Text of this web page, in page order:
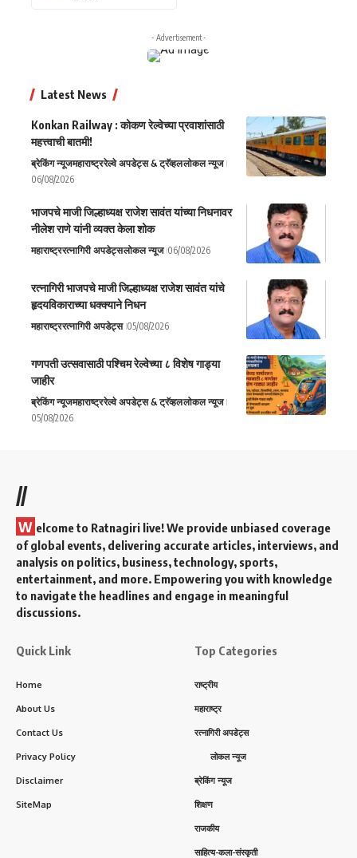
- Advertisement -
Latest News
Konkan Railway : कोकण रेल्वेच्या प्रवाशांसाठी
महत्त्वाची बातमी!
ब्रेकिंग न्यूजमहाराष्ट्ररेल्वे अपडेट्स & ट्रॅव्हललोकल न्यूज
06/08/2026
भाजपचे माजी जिल्हाध्यक्ष राजेश सावंत यांच्या निधनावर
नीलेश राणे यांनी व्यक्त केला शोक
महाराष्ट्ररत्नागिरी अपडेट्सलोकल न्यूज 06/08/2026
रत्नागिरी भाजपचे माजी जिल्हाध्यक्ष राजेश सावंत यांचे
हृदयविकाराच्या धक्क्याने निधन
महाराष्ट्ररत्नागिरी अपडेट्स 05/08/2026
गणपती उत्सवासाठी पश्चिम रेल्वेच्या ८ विशेष गाड्या
जाहीर
ब्रेकिंग न्यूजमहाराष्ट्ररेल्वे अपडेट्स & ट्रॅव्हललोकल न्यूज
05/08/2026
//
W elcome to Ratnagiri live! We provide unbiased coverage
of global events, delivering accurate articles, interviews, and
analysis on politics, business, technology, sports,
entertainment, and more. Empowering you with knowledge
to navigate the headlines and engage in meaningful
discussions.
Quick Link
Home
About Us
Contact Us
Privacy Policy
Disclaimer
SiteMap
Top Categories
राष्ट्रीय
महाराष्ट्र
रत्नागिरी अपडेट्स
लोकल न्यूज
ब्रेकिंग न्यूज
शिक्षण
राजकीय
साहित्य-कला-संस्कृती